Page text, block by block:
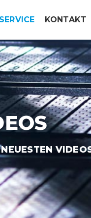
SERVICE KONTAKT